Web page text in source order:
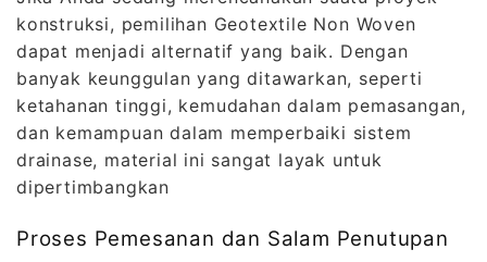
konstruksi, pemilihan Geotextile Non Woven
dapat menjadi alternatif yang baik. Dengan
banyak keunggulan yang ditawarkan, seperti
ketahanan tinggi, kemudahan dalam pemasangan,
dan kemampuan dalam memperbaiki sistem
drainase, material ini sangat layak untuk
dipertimbangkan
Proses Pemesanan dan Salam Penutupan